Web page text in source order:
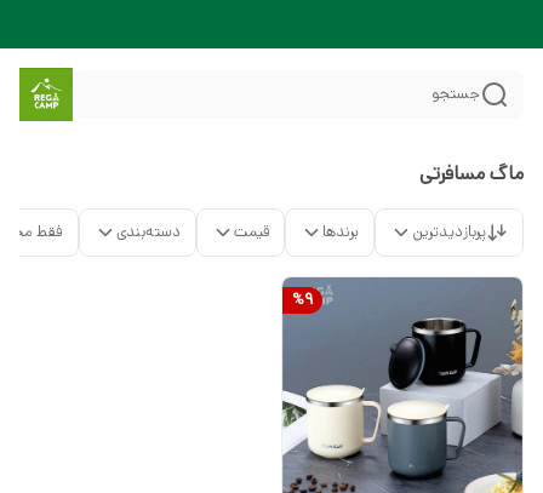
جستجو
ماگ مسافرتی
پربازدیدترین برندها قیمت دسته‌بندی فقط
%9